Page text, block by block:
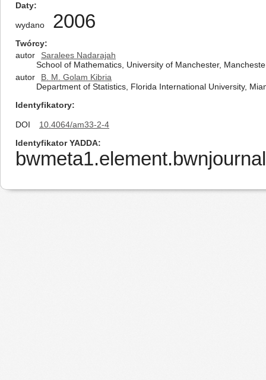
Daty
wydano 2006
Twórcy
autor
Saralees Nadarajah
School of Mathematics, University of Manchester,
autor
B. M. Golam Kibria
Department of Statistics, Florida International University,
Identyfikatory
DOI
10.4064/am33-2-4
Identyfikator YADDA